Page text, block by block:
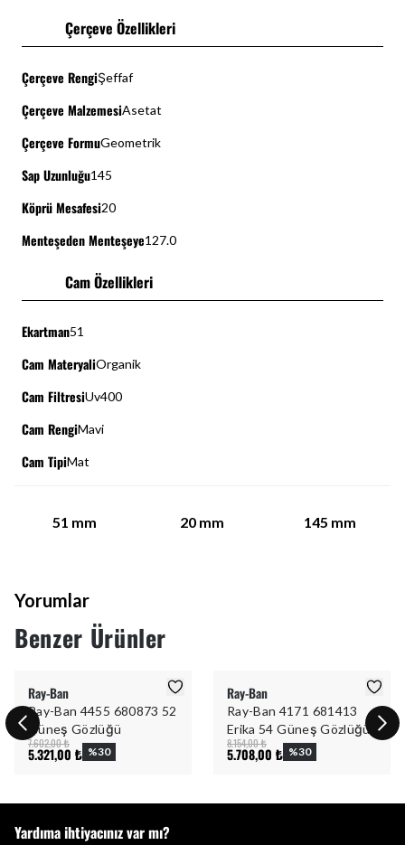
Çerçeve Özellikleri
Çerçeve RengiŞeffaf
Çerçeve MalzemesiAsetat
Çerçeve FormuGeometrik
Sap Uzunluğu145
Köprü Mesafesi20
Menteşeden Menteşeye127.0
Cam Özellikleri
Ekartman51
Cam MateryaliOrganik
Cam FiltresiUv400
Cam RengiMavi
Cam TipiMat
51 mm 20 mm 145 mm
Yorumlar
Benzer Ürünler
Ray-Ban
Ray-Ban 4455 680873 52
Güneş Gözlüğü
7.602,00 ₺
5.321,00 ₺ %30
Ray-Ban
Ray-Ban 4171 681413
Erika 54 Güneş Gözlüğü
8.154,00 ₺
5.708,00 ₺ %30
Yardıma ihtiyacınız var mı?